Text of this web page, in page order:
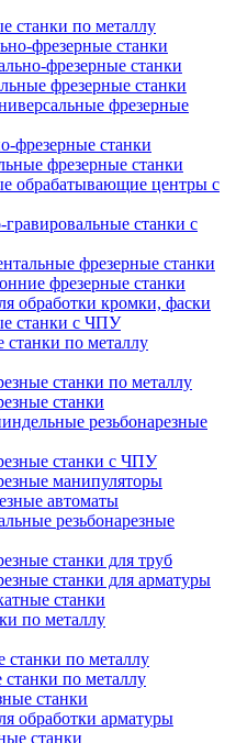
станки по металлу
фрезерные станки
фрезерные станки
фрезерные станки
фрезерные
фрезерные станки
фрезерные станки
обрабатывающие центры с
станки с
фрезерные станки
фрезерные станки
обработки кромки, фаски
станки с ЧПУ
станки по металлу
станки по металлу
станки
резьбонарезные
станки с ЧПУ
манипуляторы
автоматы
резьбонарезные
станки для труб
станки для арматуры
станки
по металлу
станки по металлу
по металлу
станки
обработки арматуры
станки